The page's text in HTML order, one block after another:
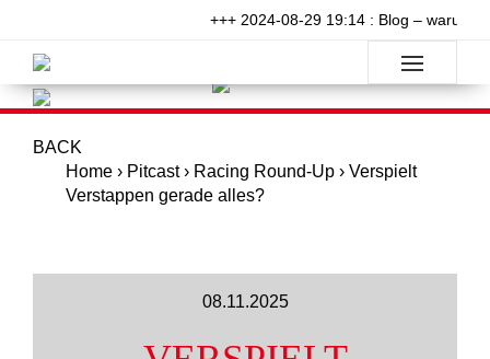
+++ 2024-08-29 19:14 : Blog – warum
BACK
Home › Pitcast› Racing Round-Up › Verspielt
Verstappen gerade alles?
08.11.2025